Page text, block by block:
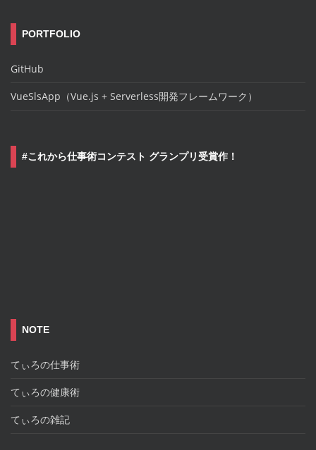
PORTFOLIO
GitHub
VueSlsApp（Vue.js + Serverless開発フレームワーク）
#これから仕事術コンテスト グランプリ受賞作！
NOTE
てぃろの仕事術
てぃろの健康術
てぃろの雑記